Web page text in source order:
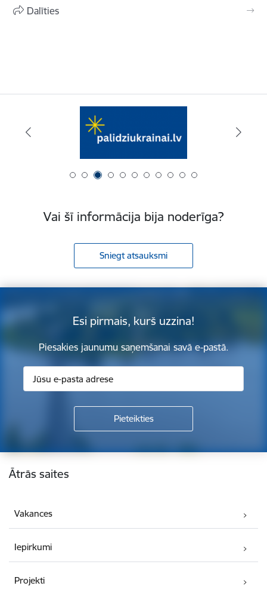
Dalīties
Vai šī informācija bija noderīga?
Sniegt atsauksmi
Esi pirmais, kurš uzzina!
Piesakies jaunumu saņemšanai savā e-pastā.
Kājene
Ātrās saites
Vakances
Iepirkumi
Projekti